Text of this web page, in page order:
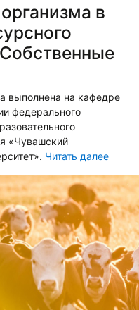
в
выполнена на кафедре
федерального
«Чувашский
Читать далее